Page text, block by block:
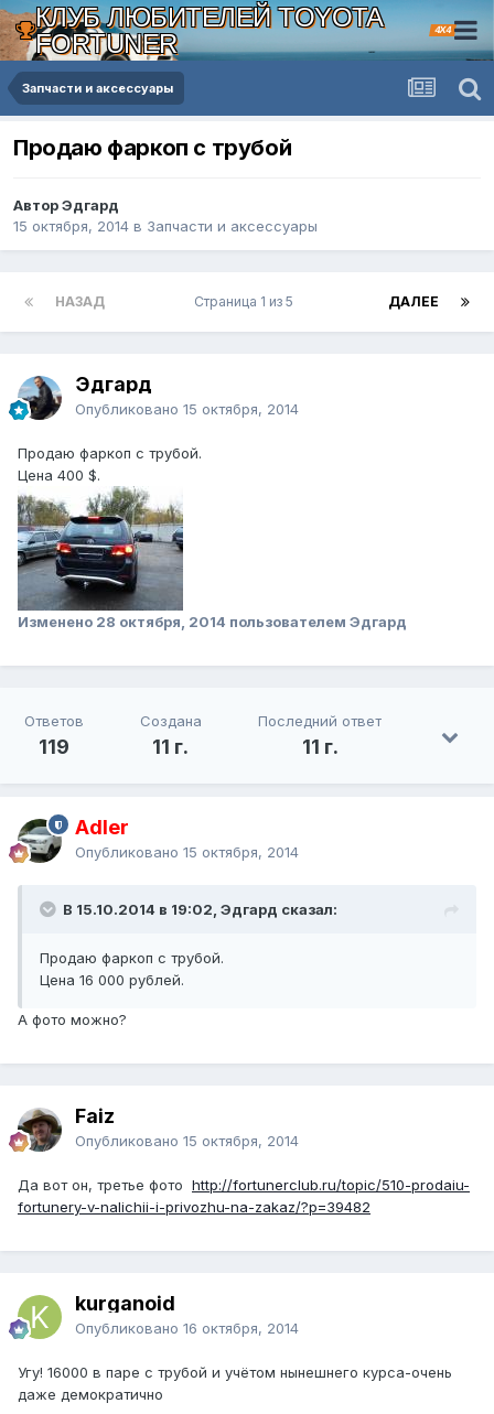
КЛУБ ЛЮБИТЕЛЕЙ TOYOTA
FORTUNER
4X4
Запчасти и аксессуары
Продаю фаркоп с трубой
Автор Эдгард
15 октября, 2014 в Запчасти и аксессуары
НАЗАД ДАЛЕЕ
Страница 1 из 5
Эдгард
Опубликовано 15 октября, 2014
Продаю фаркоп с трубой.
Цена 400 $.
Изменено 28 октября, 2014 пользователем Эдгард
Ответов
119
Создана
11 г.
Последний ответ
11 г.
Adler
Опубликовано 15 октября, 2014
В 15.10.2014 в 19:02, Эдгард сказал:
Продаю фаркоп с трубой.
Цена 16 000 рублей.
А фото можно?
Faiz
Опубликовано 15 октября, 2014
Да вот он, третье фото http://fortunerclub.ru/topic/510-prodaiu-
fortunery-v-nalichii-i-privozhu-na-zakaz/?p=39482
kurganoid
Опубликовано 16 октября, 2014
Угу! 16000 в паре с трубой и учётом нынешнего курса-очень
даже демократично